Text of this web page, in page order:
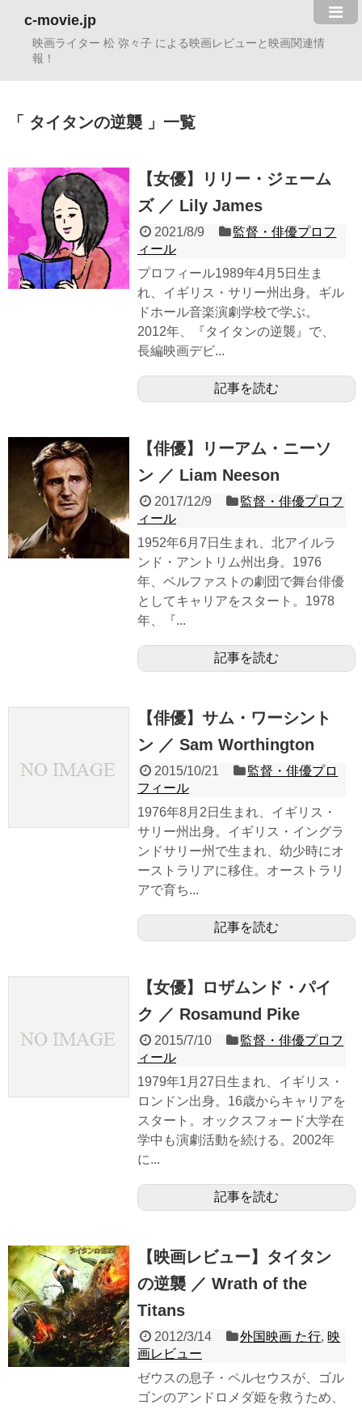
c-movie.jp
映画ライター 松 弥々子 による映画レビューと映画関連情
報！
タイタンの逆襲 一覧
【女優】リリー・ジェーム
ズ ／ Lily James
2021/8/9
監督・俳優プロフ
ィール
プロフィール1989年4月5日生ま
れ、イギリス・サリー州出身。ギル
ドホール音楽演劇学校で学ぶ。
2012年、『タイタンの逆襲』で、
長編映画デビ...
記事を読む
【俳優】リーアム・ニーソ
ン ／ Liam Neeson
2017/12/9
監督・俳優プロフ
ィール
1952年6月7日生まれ、北アイルラ
ンド・アントリム州出身。1976
年、ベルファストの劇団で舞台俳優
としてキャリアをスタート。1978
年、『...
記事を読む
【俳優】サム・ワーシント
ン ／ Sam Worthington
2015/10/21
監督・俳優プロ
フィール
1976年8月2日生まれ、イギリス・
サリー州出身。イギリス・イングラ
ンドサリー州で生まれ、幼少時にオ
ーストラリアに移住。オーストラリ
アで育ち...
記事を読む
【女優】ロザムンド・パイ
ク ／ Rosamund Pike
2015/7/10
監督・俳優プロフ
ィール
1979年1月27日生まれ、イギリス・
ロンドン出身。16歳からキャリアを
スタート。オックスフォード大学在
学中も演劇活動を続ける。2002年
に...
記事を読む
【映画レビュー】タイタン
の逆襲 ／ Wrath of the
Titans
2012/3/14 外国映画 た行, 映
画レビュー
ゼウスの息子・ペルセウスが、ゴル
ゴンのアンドロメダ姫を救うため、